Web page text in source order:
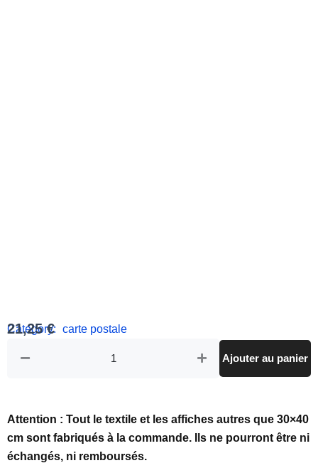
Category: carte postale
21,25€
CP
Grève
de
Ajouter au panier
Attention : Tout le textile et les affiches autres que 30×40
cm sont fabriqués à la commande. Ils ne pourront être ni
échangés, ni remboursés.